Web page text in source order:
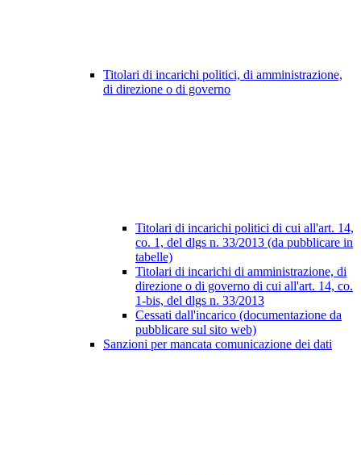
Titolari di incarichi politici, di amministrazione,
di direzione o di governo
Titolari di incarichi politici di cui all'art. 14,
co. 1, del dlgs n. 33/2013 (da pubblicare in
tabelle)
Titolari di incarichi di amministrazione, di
direzione o di governo di cui all'art. 14, co.
1-bis, del dlgs n. 33/2013
Cessati dall'incarico (documentazione da
pubblicare sul sito web)
Sanzioni per mancata comunicazione dei dati